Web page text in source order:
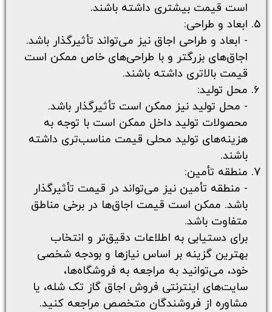
است قیمت بیشتری داشته باشند.
ابعاد و طراحی:
- ابعاد و طراحی اجاق نیز می‌تواند تأثیرگذار باشد.
اجاق‌های بزرگتر و با طراحی‌های خاص ممکن است
قیمت بالاتری داشته باشند.
محل تولید:
- محل تولید نیز ممکن است تأثیرگذار باشد.
محصولات تولید داخل ممکن است با توجه به
هزینه‌های تولید محلی قیمت مناسب‌تری داشته
باشند.
منطقه تأمین:
- منطقه تأمین نیز می‌تواند در قیمت تأثیرگذار
باشد. ممکن است قیمت اجاق‌ها در برخی مناطق
متفاوت باشد.
برای دستیابی به اطلاعات دقیق‌تر و انتخاب
بهترین گزینه بر اساس نیازها و بودجه شخصی
خود، می‌توانید به مراجعه به فروشگاه‌ها،
سایت‌های اینترنتی فروش اجاق گاز تک شله، یا
مشاوره از فروشندگان متخصص مراجعه کنید.